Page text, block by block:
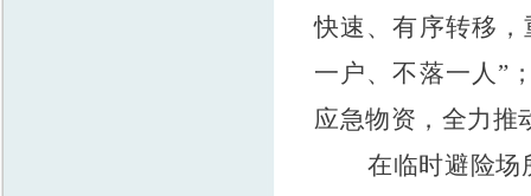
快速、有序转移
一户、不落一人”
应急物资，全力推
在临时避险场